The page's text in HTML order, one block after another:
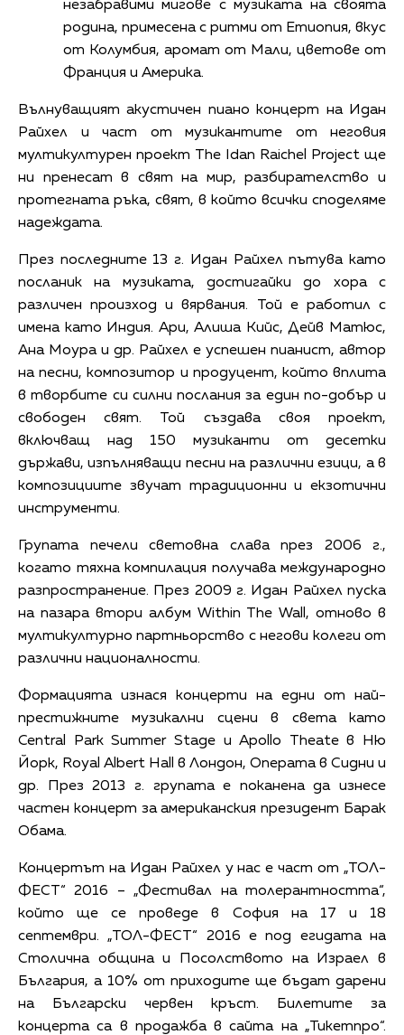
незабравими мигове с музиката на своята
родина, примесена с ритми от Етиопия, вкус
от Колумбия, аромат от Мали, цветове от
Франция и Америка.
Вълнуващият акустичен пиано концерт на Идан
Райхел и част от музикантите от неговия
мултикултурен проект The Idan Raichel Project ще
ни пренесат в свят на мир, разбирателство и
протегната ръка, свят, в който всички споделяме
надеждата.
През последните 13 г. Идан Райхел пътува като
посланик на музиката, достигайки до хора с
различен произход и вярвания. Той е работил с
имена като Индия. Ари, Алиша Кийс, Дейв Матюс,
Ана Моура и др. Райхел е успешен пианист, автор
на песни, композитор и продуцент, който вплита
в творбите си силни послания за един по-добър и
свободен свят. Той създава своя проект,
включващ над 150 музиканти от десетки
държави, изпълняващи песни на различни езици, а в
композициите звучат традиционни и екзотични
инструменти.
Групата печели световна слава през 2006 г.,
когато тяхна компилация получава международно
разпространение. През 2009 г. Идан Райхел пуска
на пазара втори албум Within The Wall, отново в
мултикултурно партньорство с негови колеги от
различни националности.
Формацията изнася концерти на едни от най-
престижните музикални сцени в света като
Central Park Summer Stage и Apollo Theate в Ню
Йорк, Royal Albert Hall в Лондон, Операта в Сидни и
др. През 2013 г. групата е поканена да изнесе
частен концерт за американския президент Барак
Обама.
Концертът на Идан Райхел у нас е част от „ТОЛ-
ФЕСТ“ 2016 – „Фестивал на толерантността“,
който ще се проведе в София на 17 и 18
септември. „ТОЛ-ФЕСТ“ 2016 е под егидата на
Столична община и Посолството на Израел в
България, а 10% от приходите ще бъдат дарени
на Български червен кръст. Билетите за
концерта са в продажба в сайта на „Тикетпро“.